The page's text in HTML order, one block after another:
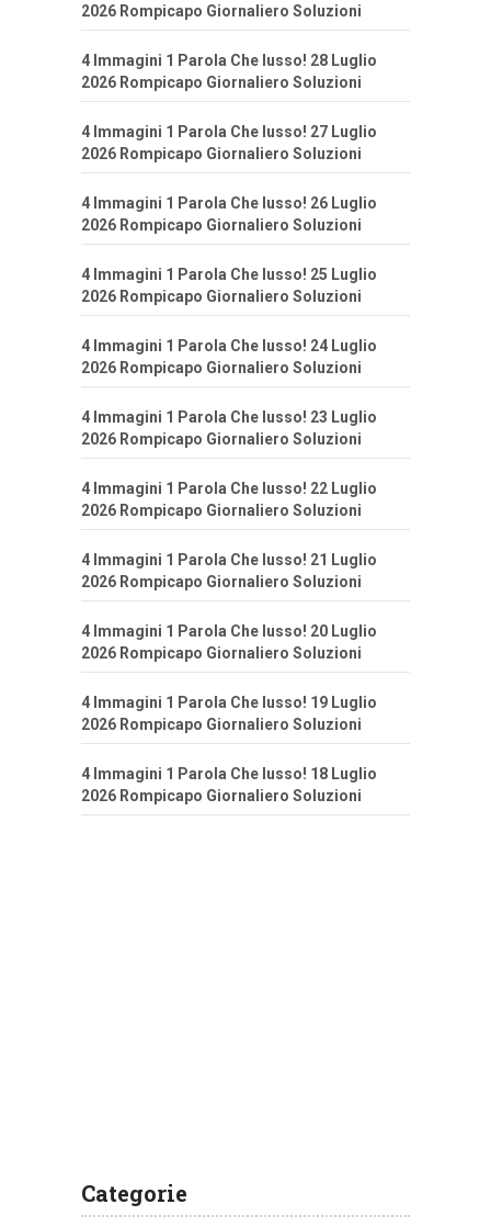
2026 Rompicapo Giornaliero Soluzioni
4 Immagini 1 Parola Che lusso! 28 Luglio
2026 Rompicapo Giornaliero Soluzioni
4 Immagini 1 Parola Che lusso! 27 Luglio
2026 Rompicapo Giornaliero Soluzioni
4 Immagini 1 Parola Che lusso! 26 Luglio
2026 Rompicapo Giornaliero Soluzioni
4 Immagini 1 Parola Che lusso! 25 Luglio
2026 Rompicapo Giornaliero Soluzioni
4 Immagini 1 Parola Che lusso! 24 Luglio
2026 Rompicapo Giornaliero Soluzioni
4 Immagini 1 Parola Che lusso! 23 Luglio
2026 Rompicapo Giornaliero Soluzioni
4 Immagini 1 Parola Che lusso! 22 Luglio
2026 Rompicapo Giornaliero Soluzioni
4 Immagini 1 Parola Che lusso! 21 Luglio
2026 Rompicapo Giornaliero Soluzioni
4 Immagini 1 Parola Che lusso! 20 Luglio
2026 Rompicapo Giornaliero Soluzioni
4 Immagini 1 Parola Che lusso! 19 Luglio
2026 Rompicapo Giornaliero Soluzioni
4 Immagini 1 Parola Che lusso! 18 Luglio
2026 Rompicapo Giornaliero Soluzioni
Categorie